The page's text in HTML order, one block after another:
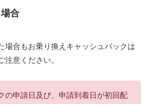
合
場合もお乗り換えキャッシュバックは
注意ください。
の申請日及び、申請到着日が初回配